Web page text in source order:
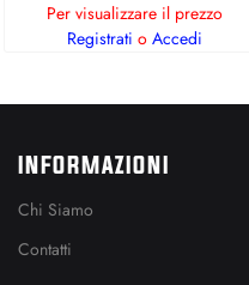
Per visualizzare il prezzo
Registrati o Accedi
INFORMAZIONI
Chi Siamo
Contatti